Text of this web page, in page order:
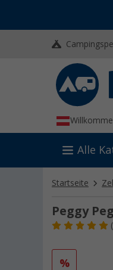
Alle
Startseite
Peggy
(
%